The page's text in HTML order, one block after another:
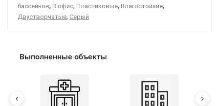
бассейнов, В офис, Пластиковые, Влагостойкие,
Двустворчатые, Серый
Выполненные объекты